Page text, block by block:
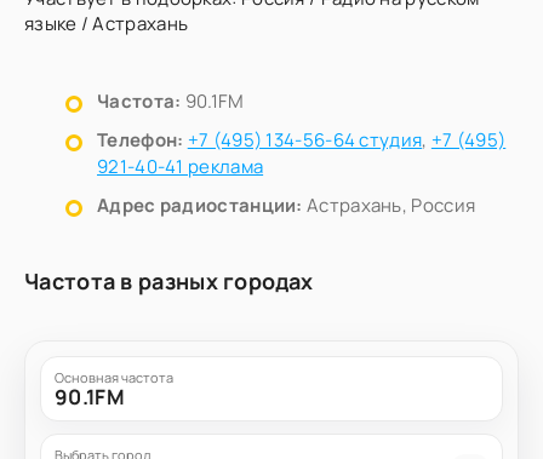
языке /Астрахань
Частота: 90.1FM
Телефон: +7 (495) 134-56-64 студия, +7 (495)
921-40-41 реклама
Адрес радиостанции: Астрахань, Россия
Частота в разных городах
Основная частота
90.1FM
Выбрать город